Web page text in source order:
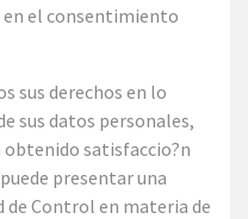
el consentimiento
sus derechos en lo
sus datos personales,
obtenido satisfaccio?n
presentar una
de Control en materia de